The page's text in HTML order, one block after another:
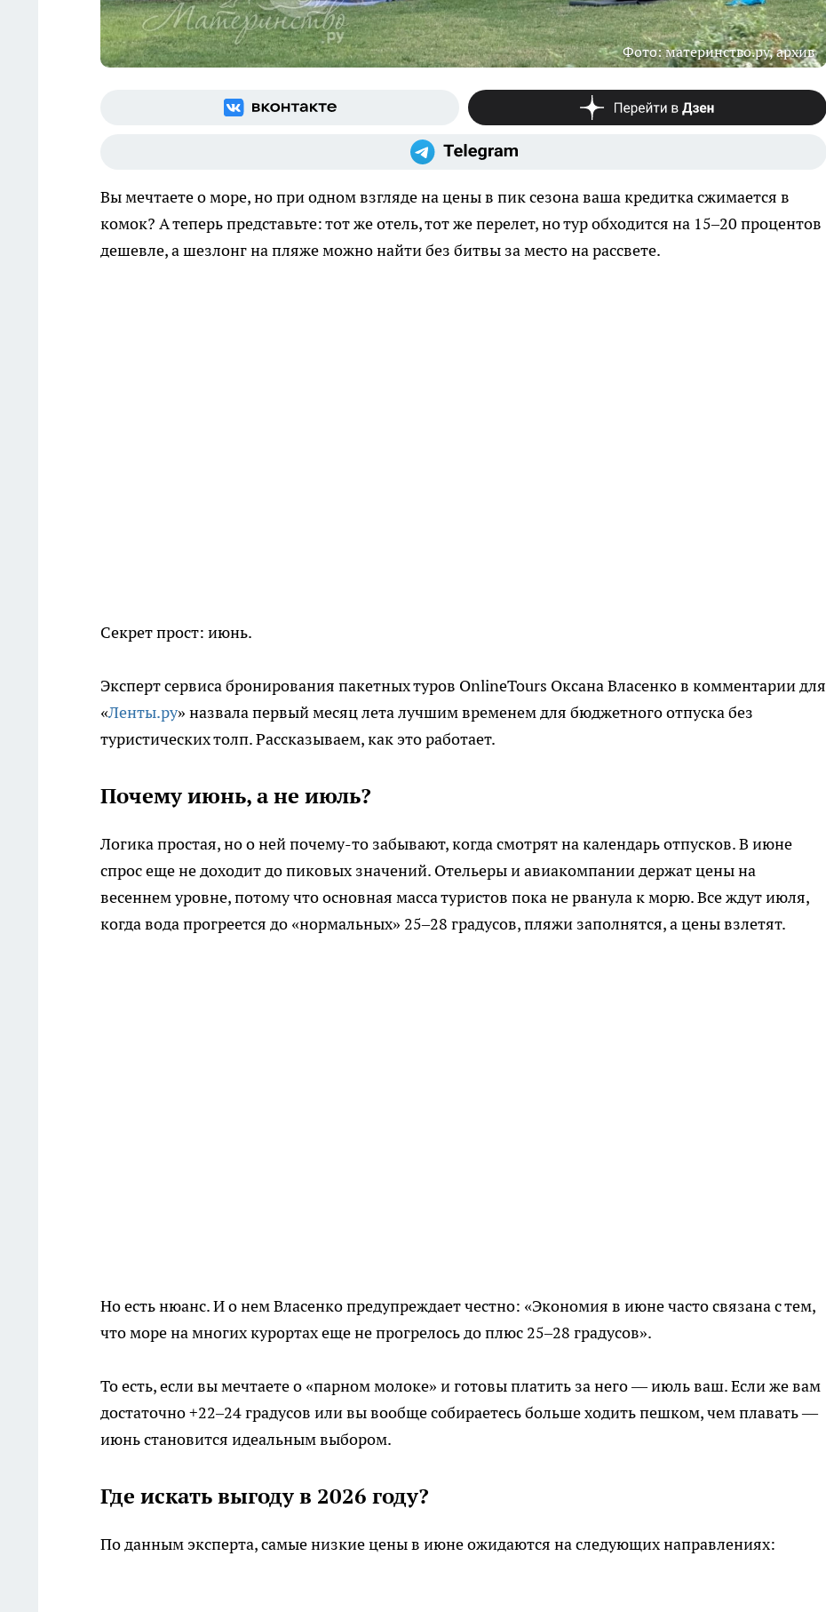
Фото: материнство.ру, архив
Вы мечтаете о море, но при одном взгляде на цены в пик сезона ваша кредитка сжимается в
комок? А теперь представьте: тот же отель, тот же перелет, но тур обходится на 15–20 процентов
дешевле, а шезлонг на пляже можно найти без битвы за место на рассвете.
Секрет прост: июнь.
Эксперт сервиса бронирования пакетных туров OnlineTours Оксана Власенко в комментарии для
«Ленты.ру» назвала первый месяц лета лучшим временем для бюджетного отпуска без
туристических толп. Рассказываем, как это работает.
Почему июнь, а не июль?
Логика простая, но о ней почему-то забывают, когда смотрят на календарь отпусков. В июне
спрос еще не доходит до пиковых значений. Отельеры и авиакомпании держат цены на
весеннем уровне, потому что основная масса туристов пока не рванула к морю. Все ждут июля,
когда вода прогреется до «нормальных» 25–28 градусов, пляжи заполнятся, а цены взлетят.
Но есть нюанс. И о нем Власенко предупреждает честно: «Экономия в июне часто связана с тем,
что море на многих курортах еще не прогрелось до плюс 25–28 градусов».
То есть, если вы мечтаете о «парном молоке» и готовы платить за него — июль ваш. Если же вам
достаточно +22–24 градусов или вы вообще собираетесь больше ходить пешком, чем плавать —
июнь становится идеальным выбором.
Где искать выгоду в 2026 году?
По данным эксперта, самые низкие цены в июне ожидаются на следующих направлениях: